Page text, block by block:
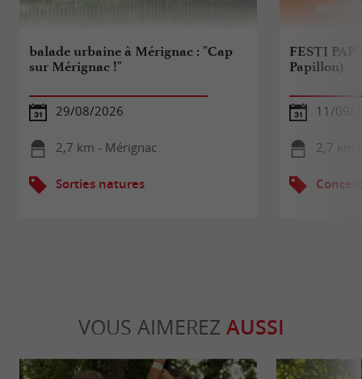
balade urbaine à Mérignac : "Cap
sur Mérignac !"
29/08/2026
2,7 km - Mérignac
Sorties natures
FESTI
Papillon)
11/09/
2,7 km
VOUS AIMEREZ AUSSI